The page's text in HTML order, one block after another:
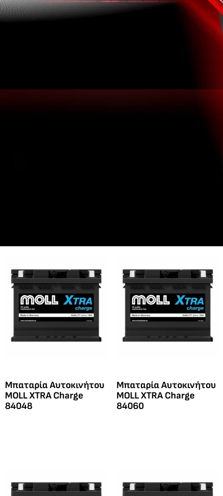
Μπαταρία Αυτοκινήτου
MOLL XTRA Charge
84048
Μπαταρία Αυτοκινήτου
MOLL XTRA Charge
84060